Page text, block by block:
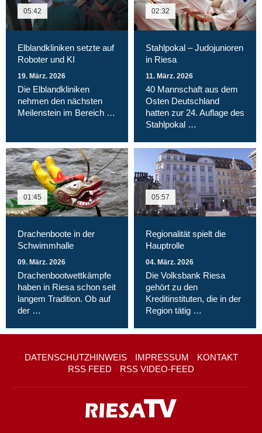
05:42
Elblandkliniken setzte auf
Roboter und KI
19. März. 2026
Die Elblandkliniken
nehmen den nächsten
Meilenstein im Bereich …
02:32
Stahlpokal – Judojunioren
in Riesa
11. März. 2026
40 Mannschaft aus dem
Osten Deutschland
hatten zur 24. Auflage des
Stahlpokal …
01:45
Drachenboote in der
Schwimmhalle
09. März. 2026
Drachenbootwettkämpfe
haben in Riesa schon seit
langem Tradition. Ob auf
der …
05:57
Regionalität spielt die
Hauptrolle
04. März. 2026
Die Volksbank Riesa
gehört zu den
Kreditinstituten, die in der
Region tätig …
DATENSCHUTZHINWEIS IMPRESSUM
KONTAKT
RSS FEED
RSS VIDEO-FEED